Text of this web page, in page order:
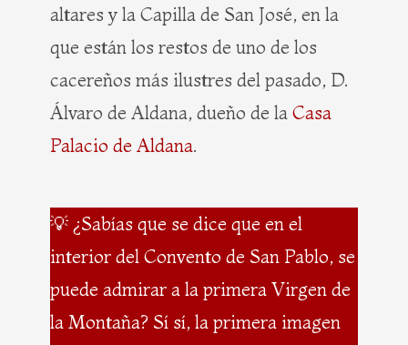
altares y la Capilla de San José, en la
que están los restos de uno de los
cacereños más ilustres del pasado, D.
Álvaro de Aldana, dueño de la Casa
Palacio de Aldana.
💡 ¿Sabías que se dice que en el
interior del Convento de San Pablo, se
puede admirar a la primera Virgen de
la Montaña? Sí sí, la primera imagen